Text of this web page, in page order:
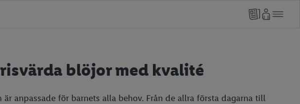
blöjor med kvalité
anpassade för barnets alla behov. Från de allra första dagarna till